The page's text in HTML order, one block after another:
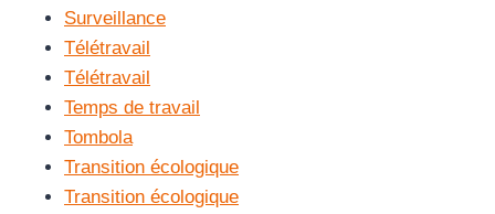
Surveillance
Télétravail
Télétravail
Temps de travail
Tombola
Transition écologique
Transition écologique